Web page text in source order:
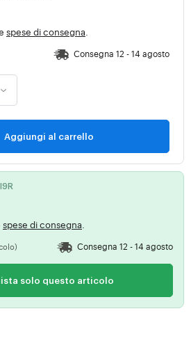
spese di consegna
Consegna 12 - 14 agosto
Aggiungi al carrello
spese di consegna
Consegna 12 - 14 agosto
solo questo articolo